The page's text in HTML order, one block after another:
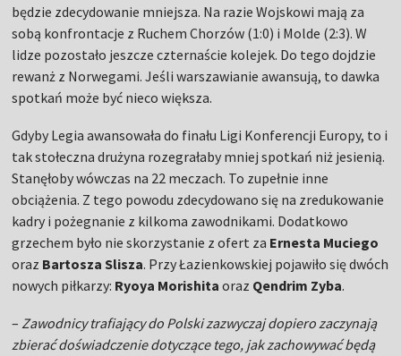
będzie zdecydowanie mniejsza. Na razie Wojskowi mają za
sobą konfrontacje z Ruchem Chorzów (1:0) i Molde (2:3). W
lidze pozostało jeszcze czternaście kolejek. Do tego dojdzie
rewanż z Norwegami. Jeśli warszawianie awansują, to dawka
spotkań może być nieco większa.
Gdyby Legia awansowała do finału Ligi Konferencji Europy, to i
tak stołeczna drużyna rozegrałaby mniej spotkań niż jesienią.
Stanęłoby wówczas na 22 meczach. To zupełnie inne
obciążenia. Z tego powodu zdecydowano się na zredukowanie
kadry i pożegnanie z kilkoma zawodnikami. Dodatkowo
grzechem było nie skorzystanie z ofert za Ernesta Muciego
oraz Bartosza Slisza. Przy Łazienkowskiej pojawiło się dwóch
nowych piłkarzy: Ryoya Morishitaoraz Qendrim Zyba.
–Zawodnicy trafiający do Polski zazwyczaj dopiero zaczynają
zbierać doświadczenie dotyczące tego, jak zachowywać będą